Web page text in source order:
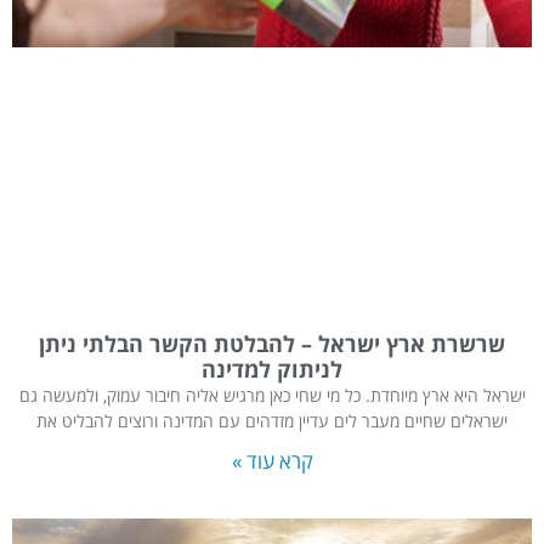
שרשרת ארץ ישראל – להבלטת הקשר הבלתי ניתן
לניתוק למדינה
ישראל היא ארץ מיוחדת. כל מי שחי כאן מרגיש אליה חיבור עמוק, ולמעשה גם
ישראלים שחיים מעבר לים עדיין מזדהים עם המדינה ורוצים להבליט את
קרא עוד »